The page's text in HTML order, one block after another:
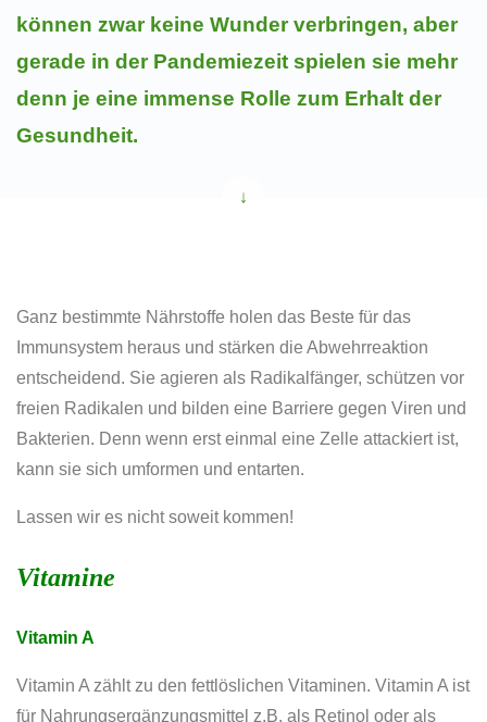
können zwar keine Wunder verbringen, aber
gerade in der Pandemiezeit spielen sie mehr
denn je eine immense Rolle zum Erhalt der
Gesundheit.
↓
Ganz bestimmte Nährstoffe holen das Beste für das
Immunsystem heraus und stärken die Abwehrreaktion
entscheidend. Sie agieren als Radikalfänger, schützen vor
freien Radikalen und bilden eine Barriere gegen Viren und
Bakterien. Denn wenn erst einmal eine Zelle attackiert ist,
kann sie sich umformen und entarten.
Lassen wir es nicht soweit kommen!
Vitamine
Vitamin A
Vitamin A zählt zu den fettlöslichen Vitaminen. Vitamin A ist
für Nahrungsergänzungsmittel z.B. als Retinol oder als